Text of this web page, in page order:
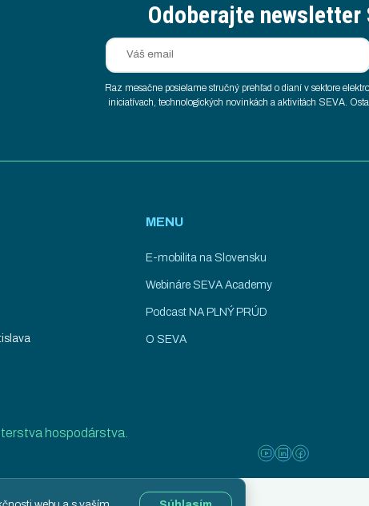
Odoberajte newsletter
Raz mesačne posielame stručný prehľad o dianí v sektore
iniciatívach, technologických novinkách a aktivitách SEVA.
MENU
E-mobilita na Slovensku
Webináre SEVA Academy
Podcast NA PLNÝ PRÚD
O SEVA
hospodárstva.